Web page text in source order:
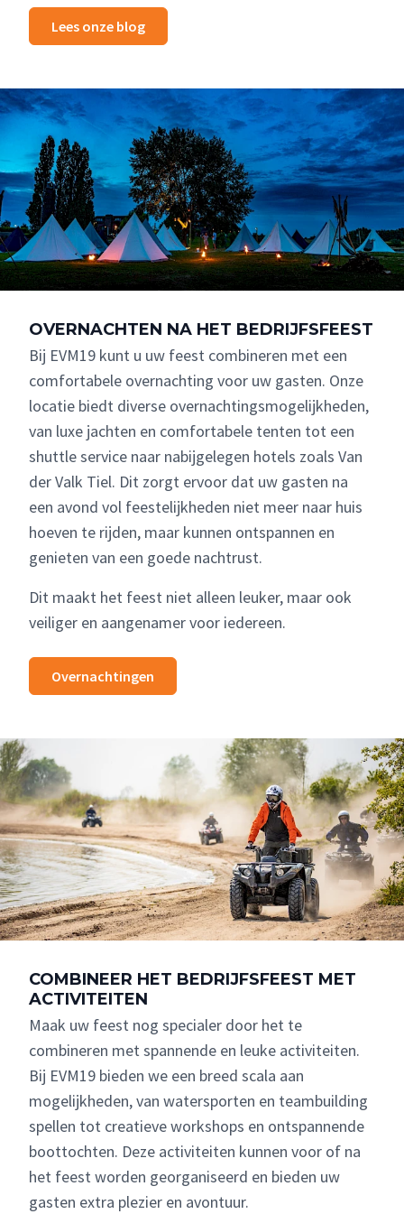
Lees onze blog
OVERNACHTEN NA HET BEDRIJFSFEEST
Bij EVM19 kunt u uw feest combineren met een
comfortabele overnachting voor uw gasten. Onze
locatie biedt diverse overnachtingsmogelijkheden,
van luxe jachten en comfortabele tenten tot een
shuttle service naar nabijgelegen hotels zoals Van
der Valk Tiel. Dit zorgt ervoor dat uw gasten na
een avond vol feestelijkheden niet meer naar huis
hoeven te rijden, maar kunnen ontspannen en
genieten van een goede nachtrust.
Dit maakt het feest niet alleen leuker, maar ook
veiliger en aangenamer voor iedereen.
Overnachtingen
COMBINEER HET BEDRIJFSFEEST MET
ACTIVITEITEN
Maak uw feest nog specialer door het te
combineren met spannende en leuke activiteiten.
Bij EVM19 bieden we een breed scala aan
mogelijkheden, van watersporten en teambuilding
spellen tot creatieve workshops en ontspannende
boottochten. Deze activiteiten kunnen voor of na
het feest worden georganiseerd en bieden uw
gasten extra plezier en avontuur.